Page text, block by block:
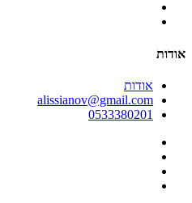
אודות
אודות
alissianov@gmail.com
0533380201